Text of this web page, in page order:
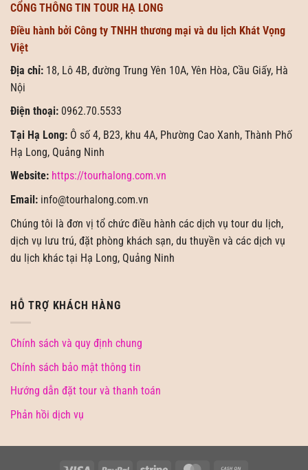
CỔNG THÔNG TIN TOUR HẠ LONG
Điều hành bởi Công ty TNHH thương mại và du lịch Khát Vọng
Việt
Địa chỉ: 18, Lô 4B, đường Trung Yên 10A, Yên Hòa, Cầu Giấy, Hà
Nội
Điện thoại: 0962.70.5533
Tại Hạ Long: Ô số 4, B23, khu 4A, Phường Cao Xanh, Thành Phố
Hạ Long, Quảng Ninh
Website: https://tourhalong.com.vn
Email: info@tourhalong.com.vn
Chúng tôi là đơn vị tổ chức điều hành các dịch vụ tour du lịch,
dịch vụ lưu trú, đặt phòng khách sạn, du thuyền và các dịch vụ
du lịch khác tại Hạ Long, Quảng Ninh
HỖ TRỢ KHÁCH HÀNG
Chính sách và quy định chung
Chính sách bảo mật thông tin
Hướng dẫn đặt tour và thanh toán
Phản hồi dịch vụ